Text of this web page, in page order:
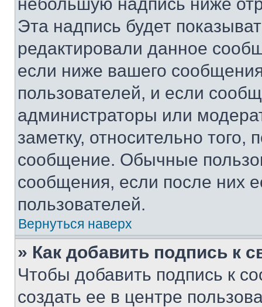
Эта надпись будет
редактировали данное
если ниже вашего
пользователей, и если
администраторы или
заметку, относительно
сообщение. Обычные
сообщения, если после них
пользователей.
Вернуться наверх
» Как добавить подпись к
Чтобы добавить подпись к
создать ее в центре